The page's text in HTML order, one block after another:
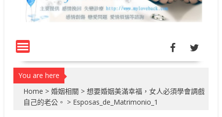
You are here
Home >婚姻相關 >想要婚姻美滿幸福，女人必須學會調戲
自己的老公。 > Esposas_de_Matrimonio_1